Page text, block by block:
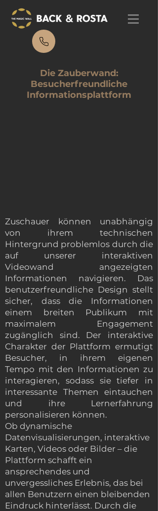
Die Zauberwand:
Besucherfreundliche
Informationsplattform
Zuschauer können unabhängig
von ihrem technischen
Hintergrund problemlos durch die
auf unserer interaktiven
Videowand angezeigten
Informationen navigieren. Das
benutzerfreundliche Design stellt
sicher, dass die Informationen
einem breiten Publikum mit
maximalem Engagement
zugänglich sind. Der interaktive
Charakter der Plattform ermutigt
Besucher, in ihrem eigenen
Tempo mit den Informationen zu
interagieren, sodass sie tiefer in
interessante Themen eintauchen
und ihre Lernerfahrung
personalisieren können.
Ob dynamische
Datenvisualisierungen, interaktive
Karten, Videos oder Bilder – die
Plattform schafft ein
ansprechendes und
unvergessliches Erlebnis, das bei
allen Benutzern einen bleibenden
Eindruck hinterlässt. Durch die